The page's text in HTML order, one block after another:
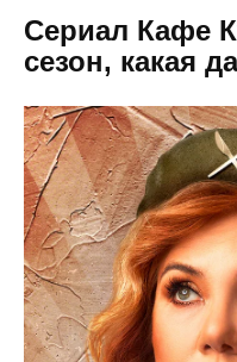
Сериал Кафе
сезон, какая